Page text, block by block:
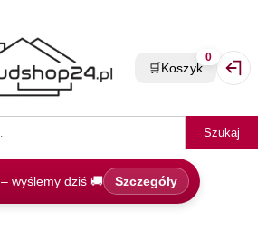
Szukaj
– wyślemy dziś 🚚 Szczegóły
🛒Koszyk
0